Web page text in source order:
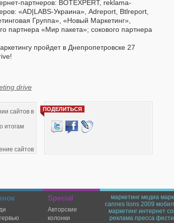
партнеров: BOTEXPERT, reklama-
«AD|LABS-Украина», Adreport, Btlreport,
Группа», «Новый Маркетинг»,
партнера «Мир пакета»; сокового партнера
пройдет в Днепропетровске 27
drive
сайтов в
итогам
сайтов
ПОДЕЛИТЬСЯ
Special
Авторские
колонки
маркетинг медиа
cannes lions 2009
маркетинг интернет
реклама пресса